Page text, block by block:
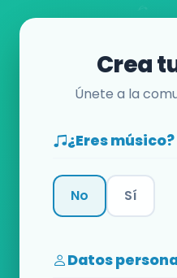
Crea
Únete a la
¿Eres músico?
No Sí
Datos